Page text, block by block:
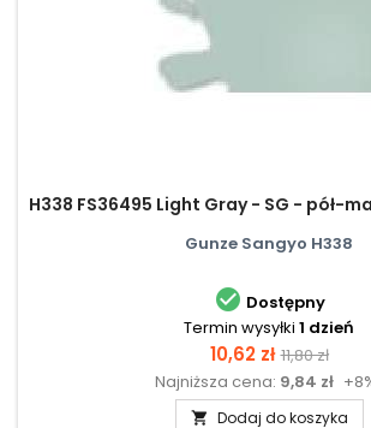
H338 FS36495 Light Gray - SG - pół-
Gunze Sangyo H338
 Dostępny
Termin wysyłki 1 dzień
Cena
10,62 zł Cena
11,80 zł
Najniższa cena: 9,84 zł
 Dodaj do koszyka